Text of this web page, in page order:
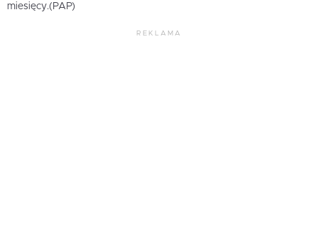
miesięcy.(PAP)
REKLAMA